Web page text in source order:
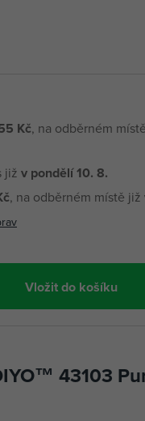
Kč, na odběrném
již v pondělí 10. 8.
, na odběrném místě již
Vložit do košíku
43103